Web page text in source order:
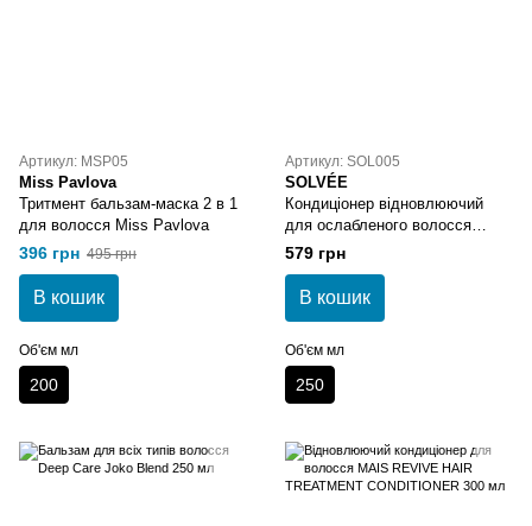
Артикул: MSP05
Miss Pavlova
Тритмент бальзам-маска 2 в 1
для волосся Miss Pavlova
396 грн 495 грн
В кошик
Об'єм мл
200
Артикул: SOL005
SOLVÉE
Кондиціонер відновлюючий
для ослабленого волосся
SOLVÉE Nutrisse Conditioner
250 мл
579 грн
В кошик
Об'єм мл
250